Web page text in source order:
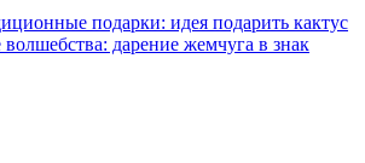
подарки: идея подарить кактус
дарение жемчуга в знак